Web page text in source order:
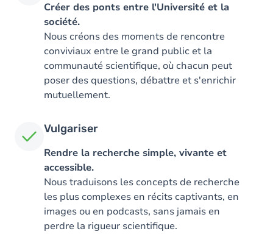
Créer des ponts entre l'Université et la
société.
Nous créons des moments de rencontre
conviviaux entre le grand public et la
communauté scientifique, où chacun peut
poser des questions, débattre et s'enrichir
mutuellement.
Vulgariser
Rendre la recherche simple, vivante et
accessible.
Nous traduisons les concepts de recherche
les plus complexes en récits captivants, en
images ou en podcasts, sans jamais en
perdre la rigueur scientifique.